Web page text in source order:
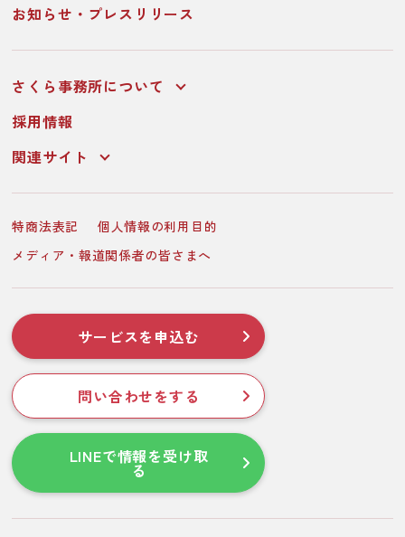
お知らせ・プレスリリース
さくら事務所について
採用情報
関連サイト
特商法表記
個人情報の利用目的
メディア・報道関係者の皆さまへ
サービスを申込む
問い合わせをする
LINEで情報を受け取
る